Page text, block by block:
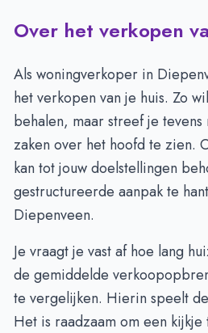
Over het verkopen
Als woningverkoper in
het verkopen van je huis. Zo
behalen, maar streef je
zaken over het hoofd te zien.
kan tot jouw doelstellingen
gestructureerde aanpak te
Diepenveen.
Je vraagt je vast af hoe lang
de gemiddelde
te vergelijken. Hierin speelt
Het is raadzaam om een